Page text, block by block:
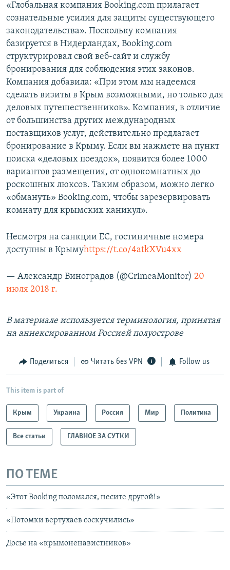
«Глобальная компания Booking.com прилагает
сознательные усилия для защиты существующего
законодательства». Поскольку компания
базируется в Нидерландах, Booking.com
структурировал свой веб-сайт и службу
бронирования для соблюдения этих законов.
Компания добавила: «При этом мы надеемся
сделать визиты в Крым возможными, но только для
деловых путешественников». Компания, в отличие
от большинства других международных
поставщиков услуг, действительно предлагает
бронирование в Крыму. Если вы нажмете на пункт
поиска «деловых поездок», появится более 1000
вариантов размещения, от однокомнатных до
роскошных люксов. Таким образом, можно легко
«обмануть» Booking.com, чтобы зарезервировать
комнату для крымских каникул».
Несмотря на санкции ЕС, гостиничные номера
доступны в Крымуhttps://t.co/4atkXVu4xx
— Александр Виноградов (@CrimeaMonitor) 20
июля 2018 г.
В материале используется терминология, принятая
на аннексированном Россией полуострове
Поделиться Читать без VPN Follow us
This item is part of
Крым Украина Россия Мир Политика
Все статьи ГЛАВНОЕ ЗА СУТКИ
ПО ТЕМЕ
«Этот Booking поломался, несите другой!»
«Потомки вертухаев соскучились»
Досье на «крымоненавистников»